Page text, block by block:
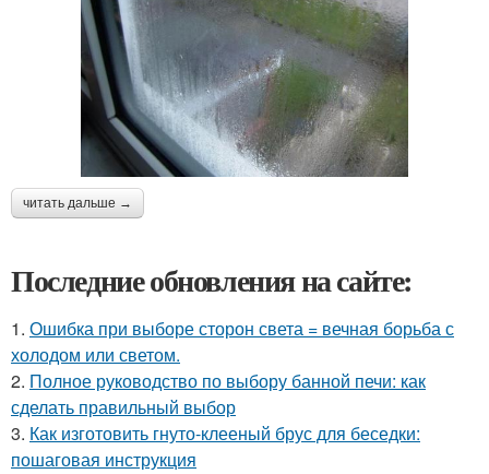
читать дальше →
Последние обновления на сайте:
1. Ошибка при выборе сторон света = вечная борьба с
холодом или светом.
2. Полное руководство по выбору банной печи: как
сделать правильный выбор
3. Как изготовить гнуто-клееный брус для беседки:
пошаговая инструкция